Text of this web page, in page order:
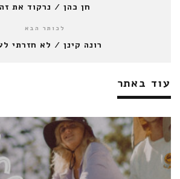
חן כהן / נרקוד את זה
לכותר הבא
רונה קינן / לא חזרתי
עוד באתר